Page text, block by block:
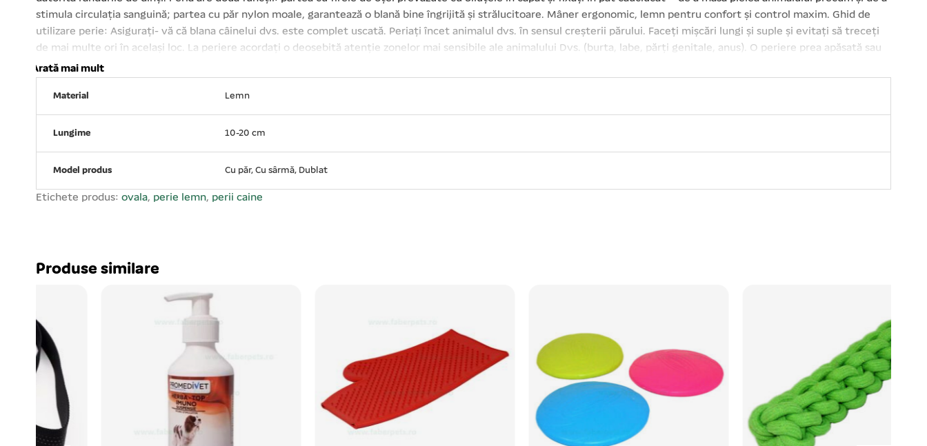
stimula circulația sanguină; partea cu păr nylon moale, garantează o blană bine îngrijită și strălucitoare. Mâner ergonomic, lemn pentru confort și control maxim. Ghid de
utilizare perie: Asigurați- vă că blana câinelui dvs. este complet uscată. Periați încet animalul dvs. în sensul creșterii părului. Faceți mișcări lungi și suple și evitați să treceți
de mai multe ori în același loc. La periere acordați o deosebită atenție zonelor mai sensibile ale animalului Dvs. (burta, labe, părți genitale, anus). O periere prea apăsată sau
repetată poate irita pielea. Dacă remarcați o iritare sau înroșire a pielii încetați imediat să folosiți peria. Evitați să vă sprijiniți pe animal atunci când îl pieptănați. Lățimea
periei – 5 cm. Lungimea periei – 17 cm.
Arată mai mult
Material Lemn
Lungime 10-20 cm
Model produs Cu păr, Cu sârmă, Dublat
Etichete produs: ovala, perie lemn, perii caine
Produse similare